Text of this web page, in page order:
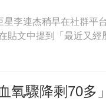
李連杰稍早在社群平
貼文中提到「最近又經
氧驟降剩70